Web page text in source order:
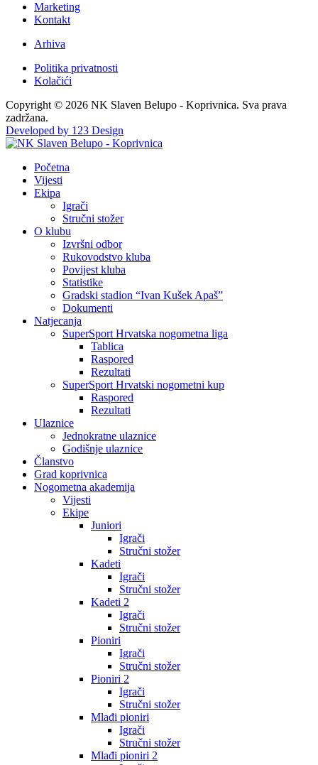
Marketing
Kontakt
Arhiva
Politika privatnosti
Kolačići
Copyright © 2026 NK Slaven Belupo - Koprivnica. Sva prava
zadržana.
Developed by 123 Design
Početna
Vijesti
Ekipa
Igrači
Stručni stožer
O klubu
Izvršni odbor
Rukovodstvo kluba
Povijest kluba
Statistike
Gradski stadion “Ivan Kušek Apaš”
Dokumenti
Natjecanja
SuperSport Hrvatska nogometna liga
Tablica
Raspored
Rezultati
SuperSport Hrvatski nogometni kup
Raspored
Rezultati
Ulaznice
Jednokratne ulaznice
Godišnje ulaznice
Članstvo
Grad koprivnica
Nogometna akademija
Vijesti
Ekipe
Juniori
Igrači
Stručni stožer
Kadeti
Igrači
Stručni stožer
Kadeti 2
Igrači
Stručni stožer
Pioniri
Igrači
Stručni stožer
Pioniri 2
Igrači
Stručni stožer
Mlađi pioniri
Igrači
Stručni stožer
Mlađi pioniri 2